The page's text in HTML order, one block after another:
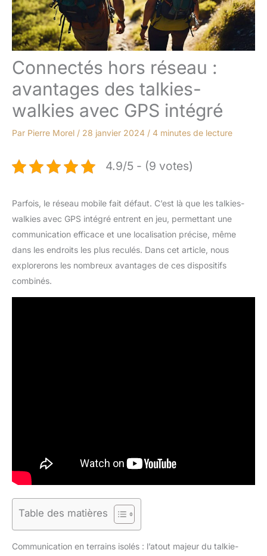
Connectés hors réseau :
avantages des talkies-
walkies avec GPS intégré
Par Pierre Morel / 28 janvier 2024 / 4 minutes de lecture
4.9/5 - (9 votes)
Parfois, le réseau mobile fait défaut. C’est là que les talkies-
walkies avec GPS intégré entrent en jeu, permettant une
communication efficace et une localisation précise, même
dans les endroits les plus reculés. Dans cet article, nous
explorerons les nombreux avantages de ces dispositifs
combinés.
Table des matières
Communication en terrains isolés : l’atout majeur du talkie-